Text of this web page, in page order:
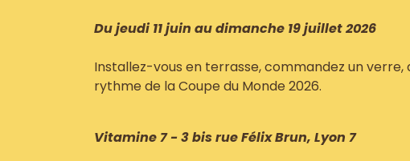
Du jeudi 11 juin au dimanche 19 juillet 2026
Installez-vous en terrasse, commandez un
rythme de la Coupe du Monde 2026.
Vitamine 7 - 3 bis rue Félix Brun, Lyon 7